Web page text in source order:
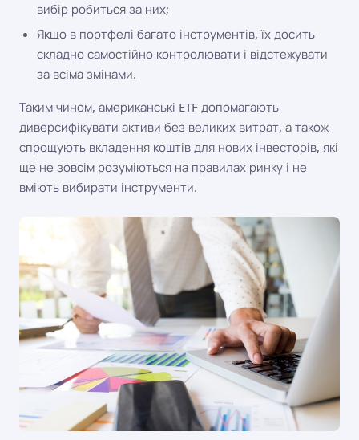
вибір робиться за них;
Якщо в портфелі багато інструментів, їх досить
складно самостійно контролювати і відстежувати
за всіма змінами.
Таким чином, американські ETF допомагають
диверсифікувати активи без великих витрат, а також
спрощують вкладення коштів для нових інвесторів, які
ще не зовсім розуміються на правилах ринку і не
вміють вибирати інструменти.